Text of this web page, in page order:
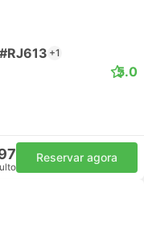
+1
5.0
Reservar agora